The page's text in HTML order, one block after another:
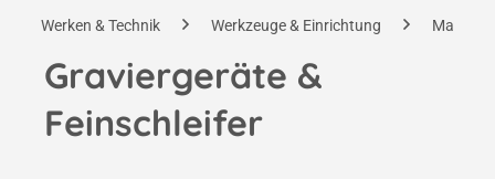
Werken & Technik Werkzeuge & Einrichtung
Graviergeräte &
Feinschleifer